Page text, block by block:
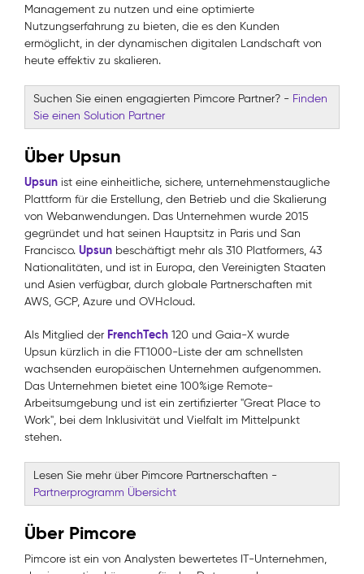
Management zu nutzen und eine optimierte
Nutzungserfahrung zu bieten, die es den Kunden
ermöglicht, in der dynamischen digitalen Landschaft von
heute effektiv zu skalieren.
Suchen Sie einen engagierten Pimcore Partner? - Finden
Sie einen Solution Partner
Über Upsun
Upsun ist eine einheitliche, sichere, unternehmenstaugliche
Plattform für die Erstellung, den Betrieb und die Skalierung
von Webanwendungen. Das Unternehmen wurde 2015
gegründet und hat seinen Hauptsitz in Paris und San
Francisco. Upsun beschäftigt mehr als 310 Platformers, 43
Nationalitäten, und ist in Europa, den Vereinigten Staaten
und Asien verfügbar, durch globale Partnerschaften mit
AWS, GCP, Azure und OVHcloud.
Als Mitglied der FrenchTech 120 und Gaia-X wurde
Upsun kürzlich in die FT1000-Liste der am schnellsten
wachsenden europäischen Unternehmen aufgenommen.
Das Unternehmen bietet eine 100%ige Remote-
Arbeitsumgebung und ist ein zertifizierter "Great Place to
Work", bei dem Inklusivität und Vielfalt im Mittelpunkt
stehen.
Lesen Sie mehr über Pimcore Partnerschaften -
Partnerprogramm Übersicht
Über Pimcore
Pimcore ist ein von Analysten bewertetes IT-Unternehmen,